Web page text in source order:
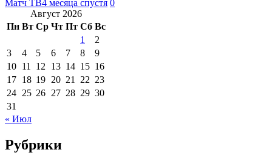
Матч ТВ4 месяца спустя 0
Август 2026
Пн Вт Ср Чт Пт Сб Вс
1
2
3
4 5 6 7 8
9
10 11 12 13 14 15 16
17 18 19 20 21 22 23
24 25 26 27 28 29 30
31
« Июл
Рубрики